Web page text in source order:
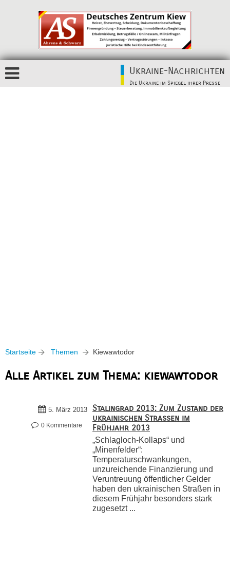
Ukraine-Nachrichten
Die Ukraine im Spiegel ihrer Presse
Startseite Themen Kiewawtodor
Alle Artikel zum Thema: kiewawtodor
5. März 2013
0 Kommentare
Stalingrad 2013: Zum Zustand der
ukrainischen Straßen im
Frühjahr 2013
„Schlagloch-Kollaps“ und
„Minenfelder“:
Temperaturschwankungen,
unzureichende Finanzierung und
Veruntreuung öffentlicher Gelder
haben den ukrainischen Straßen in
diesem Frühjahr besonders stark
zugesetzt ...